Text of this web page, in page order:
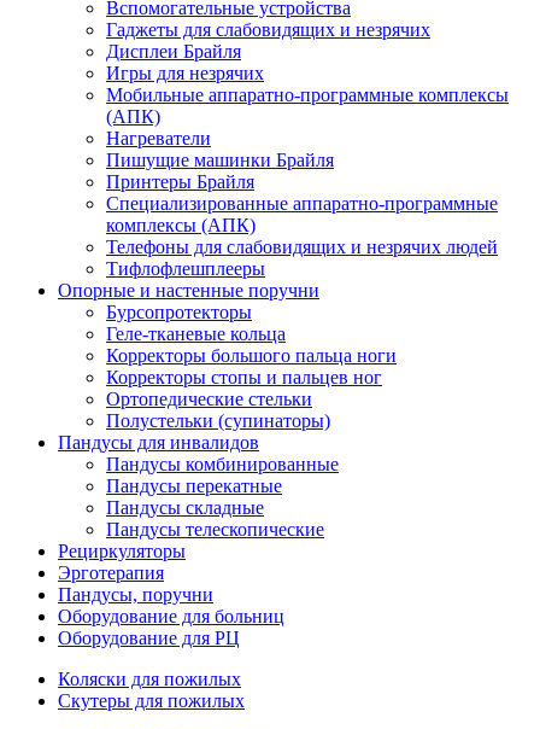
Вспомогательные устройства
Гаджеты для слабовидящих и незрячих
Дисплеи Брайля
Игры для незрячих
Мобильные аппаратно-программные комплексы
(АПК)
Нагреватели
Пишущие машинки Брайля
Принтеры Брайля
Специализированные аппаратно-программные
комплексы (АПК)
Телефоны для слабовидящих и незрячих людей
Тифлофлешплееры
Опорные и настенные поручни
Бурсопротекторы
Геле-тканевые кольца
Корректоры большого пальца ноги
Корректоры стопы и пальцев ног
Ортопедические стельки
Полустельки (супинаторы)
Пандусы для инвалидов
Пандусы комбинированные
Пандусы перекатные
Пандусы складные
Пандусы телескопические
Рециркуляторы
Эрготерапия
Пандусы, поручни
Оборудование для больниц
Оборудование для РЦ
Коляски для пожилых
Скутеры для пожилых